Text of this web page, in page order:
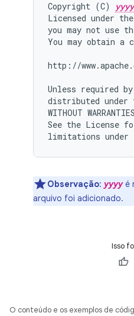
Copyright (C) yyyy
Licensed under
you may not use
You may obtain a
http://
Unless required
distributed under
WITHOUT
See the License
Observação: yyyyé
arquivo foi adicionado.
Isso
O conteúdo e os exemplos de